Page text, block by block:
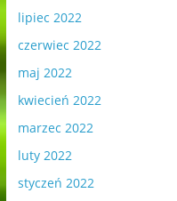
lipiec 2022
czerwiec 2022
maj 2022
kwiecień 2022
marzec 2022
luty 2022
styczeń 2022